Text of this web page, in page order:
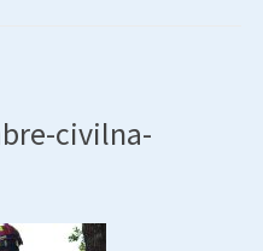
civilna-